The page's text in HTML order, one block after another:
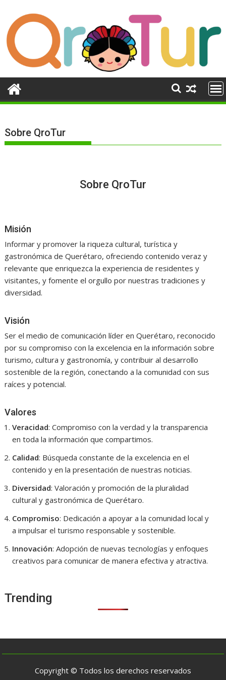
contenido
Sobre QroTur
Sobre QroTur
Misión
Informar y promover la riqueza cultural, turística y
gastronómica de Querétaro, ofreciendo contenido veraz y
relevante que enriquezca la experiencia de residentes y
visitantes, y fomente el orgullo por nuestras tradiciones y
diversidad.
Visión
Ser el medio de comunicación líder en Querétaro, reconocido
por su compromiso con la excelencia en la información sobre
turismo, cultura y gastronomía, y contribuir al desarrollo
sostenible de la región, conectando a la comunidad con sus
raíces y potencial.
Valores
Veracidad: Compromiso con la verdad y la transparencia
en toda la información que compartimos.
Calidad: Búsqueda constante de la excelencia en el
contenido y en la presentación de nuestras noticias.
Diversidad: Valoración y promoción de la pluralidad
cultural y gastronómica de Querétaro.
Compromiso: Dedicación a apoyar a la comunidad local y
a impulsar el turismo responsable y sostenible.
Innovación: Adopción de nuevas tecnologías y enfoques
creativos para comunicar de manera efectiva y atractiva.
Trending
Copyright © Todos los derechos reservados